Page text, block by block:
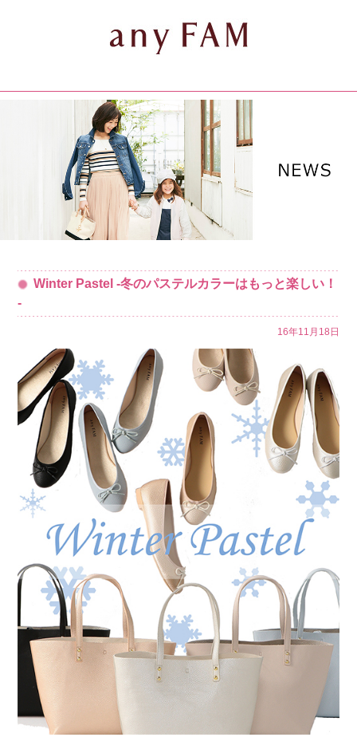
Winter Pastel -冬のパステルカラーはもっと楽しい！
-
16年11月18日